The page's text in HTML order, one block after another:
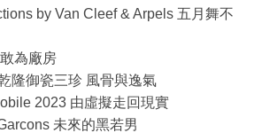
by Van Cleef & Arpels 五月舞不
為廠房
隆御瓷三珍 風骨與逸氣
2023 由虛擬走回現實
未來的黑若男